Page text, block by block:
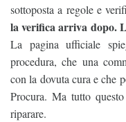
sottoposta a regole e
la verifica arriva dopo.
La pagina ufficiale
procedura, che una
con la dovuta cura e che
Procura. Ma tutto
riparare.